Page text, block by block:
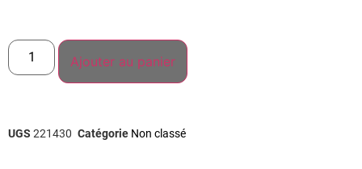
Ajouter au panier
UGS 221430 Catégorie Non classé